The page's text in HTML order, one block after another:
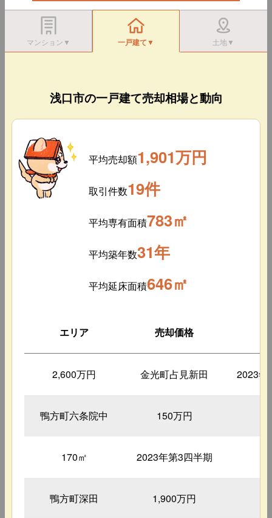
マンション▼ 一戸建て▼ 土地▼
浅口市の一戸建て売却相場と動向
平均売却額1,901万円
取引件数19件
平均専有面積783㎡
平均築年数31年
平均延床面積646㎡
エリア 売却価格
2,600万円 金光町占見新田 2023年
鴨方町六条院中 150万円
170㎡ 2023年第3四半期
鴨方町深田 1,900万円